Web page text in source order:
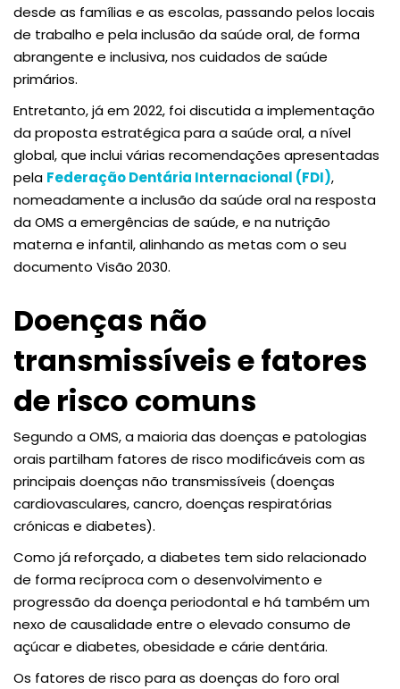
desde as famílias e as escolas, passando pelos locais
de trabalho e pela inclusão da saúde oral, de forma
abrangente e inclusiva, nos cuidados de saúde
primários.
Entretanto, já em 2022, foi discutida a implementação
da proposta estratégica para a saúde oral, a nível
global, que inclui várias recomendações apresentadas
pela Federação Dentária Internacional (FDI),
nomeadamente a inclusão da saúde oral na resposta
da OMS a emergências de saúde, e na nutrição
materna e infantil, alinhando as metas com o seu
documento Visão 2030.
Doenças não
transmissíveis e fatores
de risco comuns
Segundo a OMS, a maioria das doenças e patologias
orais partilham fatores de risco modificáveis com as
principais doenças não transmissíveis (doenças
cardiovasculares, cancro, doenças respiratórias
crónicas e diabetes).
Como já reforçado, a diabetes tem sido relacionado
de forma recíproca com o desenvolvimento e
progressão da doença periodontal e há também um
nexo de causalidade entre o elevado consumo de
açúcar e diabetes, obesidade e cárie dentária.
Os fatores de risco para as doenças do foro oral